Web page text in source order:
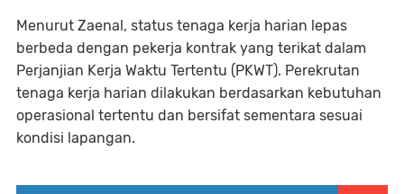
Menurut Zaenal, status tenaga kerja harian lepas
berbeda dengan pekerja kontrak yang terikat dalam
Perjanjian Kerja Waktu Tertentu (PKWT). Perekrutan
tenaga kerja harian dilakukan berdasarkan kebutuhan
operasional tertentu dan bersifat sementara sesuai
kondisi lapangan.